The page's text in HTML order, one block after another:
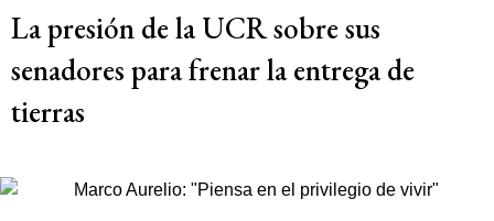
La presión de la UCR sobre sus
senadores para frenar la entrega de
tierras